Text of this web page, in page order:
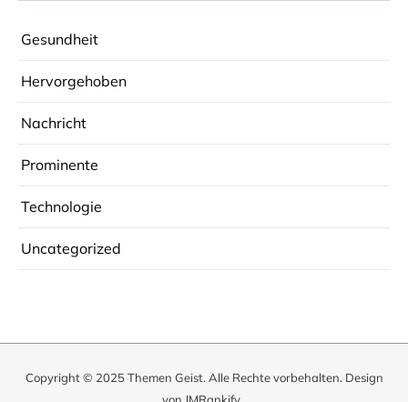
Gesundheit
Hervorgehoben
Nachricht
Prominente
Technologie
Uncategorized
Copyright © 2025Themen Geist. Alle Rechte vorbehalten. Design